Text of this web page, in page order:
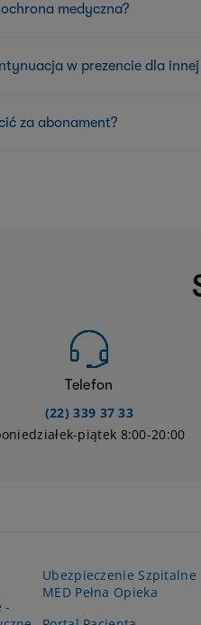
medyczna?
w prezencie dla
za abonament?
Telefon
(22) 339 37 33
piątek 8:00-20:00
-
Ubezpieczenie Szpitalne
MED Pełna Opieka